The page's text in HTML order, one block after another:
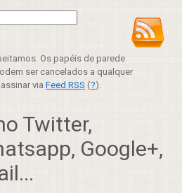
Os papéis de parede
ser cancelados a qualquer
via Feed RSS (?).
Twitter,
Google+,